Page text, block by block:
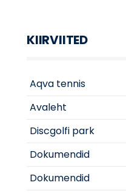
KIIRVIITED
Aqva tennis
Avaleht
Discgolfi park
Dokumendid
Dokumendid